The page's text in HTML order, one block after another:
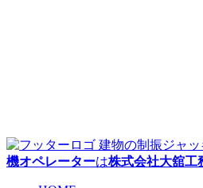
建物の制振ジャ
機オペレーターは株式会社大舘工